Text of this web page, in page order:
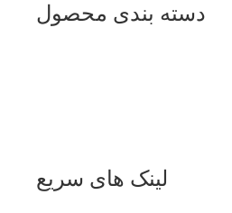
دسته بندی محصول
لینک های سریع